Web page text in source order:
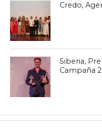
Credo,
Siberia,
Campaña